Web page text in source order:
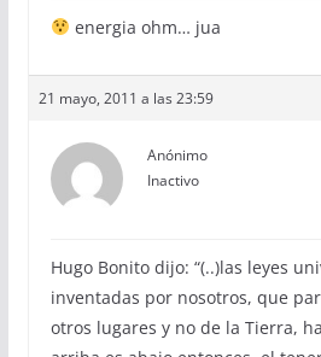
energia ohm… jua
21 mayo, 2011 a las 23:59
Anónimo
Inactivo
Hugo Bonito dijo: “(..)las leyes
inventadas por nosotros, que
otros lugares y no de la Tierra,